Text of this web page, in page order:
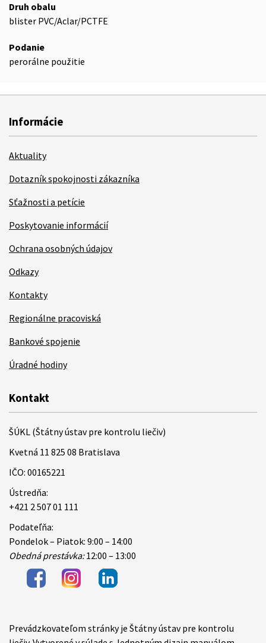
Druh obalu
blister PVC/Aclar/PCTFE
Podanie
perorálne použitie
Informácie
Aktuality
Dotazník spokojnosti zákazníka
Sťažnosti a petície
Poskytovanie informácií
Ochrana osobných údajov
Odkazy
Kontakty
Regionálne pracoviská
Bankové spojenie
Úradné hodiny
Kontakt
ŠÚKL (Štátny ústav pre kontrolu liečiv)
Kvetná 11 825 08 Bratislava
IČO: 00165221
Ústredňa:
+421 2 507 01 111
Podateľňa:
Pondelok – Piatok: 9:00 – 14:00
Obedná prestávka:12:00 – 13:00
Items
Prevádzkovateľom stránky je Štátny ústav pre kontrolu